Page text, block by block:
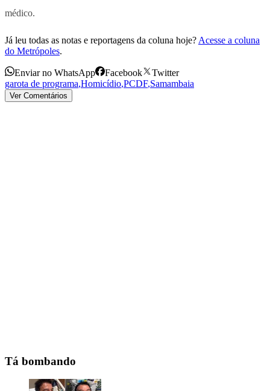
médico.
Já leu todas as notas e reportagens da coluna hoje? Acesse a coluna
do Metrópoles.
Enviar no WhatsApp Facebook
Twitter
garota de programa,Homicídio,PCDF,Samambaia
Ver Comentários
Tá bombando